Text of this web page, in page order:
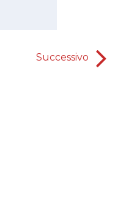
Successivo Io so